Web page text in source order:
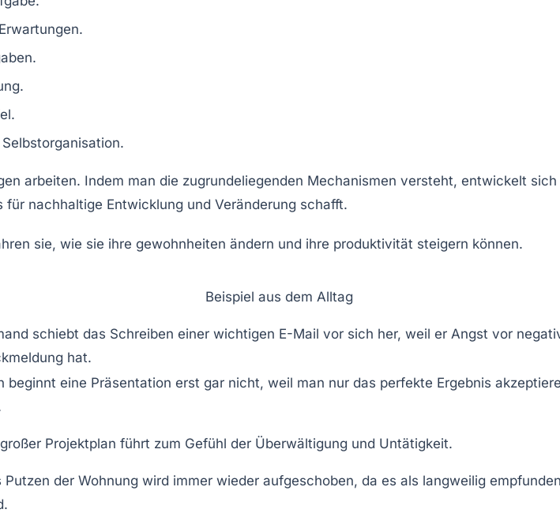
arbeiten. Indem man die zugrundeliegenden Mechanismen versteht, entwickelt sich
nachhaltige Entwicklung und Veränderung schafft.
Beispiel aus dem Alltag
schiebt das Schreiben einer wichtigen E-Mail vor sich her, weil er Angst vor
hat.
beginnt eine Präsentation erst gar nicht, weil man nur das perfekte Ergebnis
Projektplan führt zum Gefühl der Überwältigung und Untätigkeit.
Putzen der Wohnung wird immer wieder aufgeschoben, da es als langweilig